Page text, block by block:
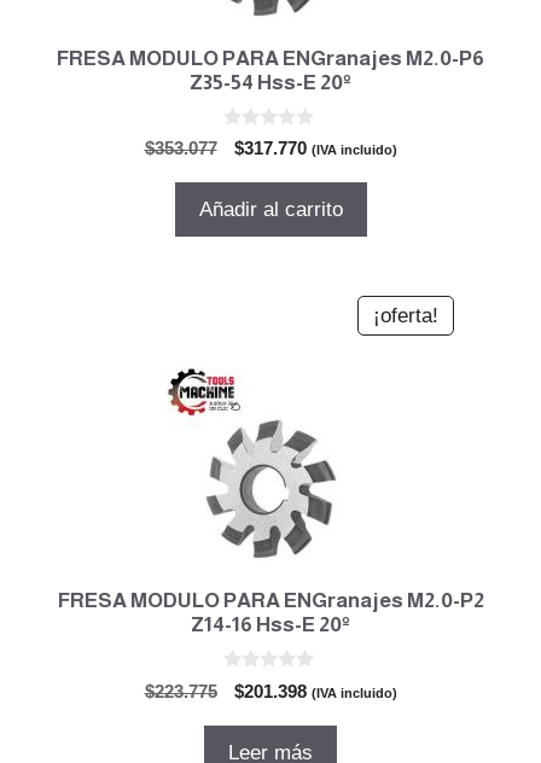
FRESA MODULO PARA ENGranajes M2.0-P6
Z35-54 Hss-E 20º
$353.077
El
original
$317.770El
actual
(IVA incluido)
Añadir al carrito
¡oferta!
FRESA MODULO PARA ENGranajes M2.0-P2
Z14-16 Hss-E 20º
$223.775
El
original
$201.398El(IVA incluido)
Leer más